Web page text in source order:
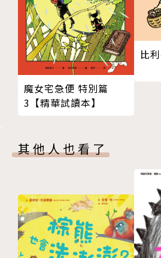
◎各方好評迴響
‧「能夠迅速完美地答出19×19
心算訓練，引發了非比尋常的
臺》
‧原是小學生的參考書，但書店
用書的專區。購買者從小學生，
9歲到99歲全年齡層都廣受歡迎
長數學的60多歲記者試過後也驚
──《產經新聞》
‧以孩子的視角來學心算，同時
光。他們不僅以本書作為大腦訓
禮運算法」當成禮物送給自己的
跨世代親子溝通的媒介。──《
‧自己嘗試後發現真的很有趣，
10題送禮運算法 小試身手之五
專欄②自己的孩子自己教
20題送禮運算法 綜合測驗之一
20題送禮運算法 綜合測驗之二
20題送禮運算法 綜合測驗之三
專欄③自己的孩子自己教
附錄 送禮運算法技法大公開
送禮運算法學成證書
版權頁
魔女宅急便 特別篇
3【精華試讀本】
比
其他人也看了